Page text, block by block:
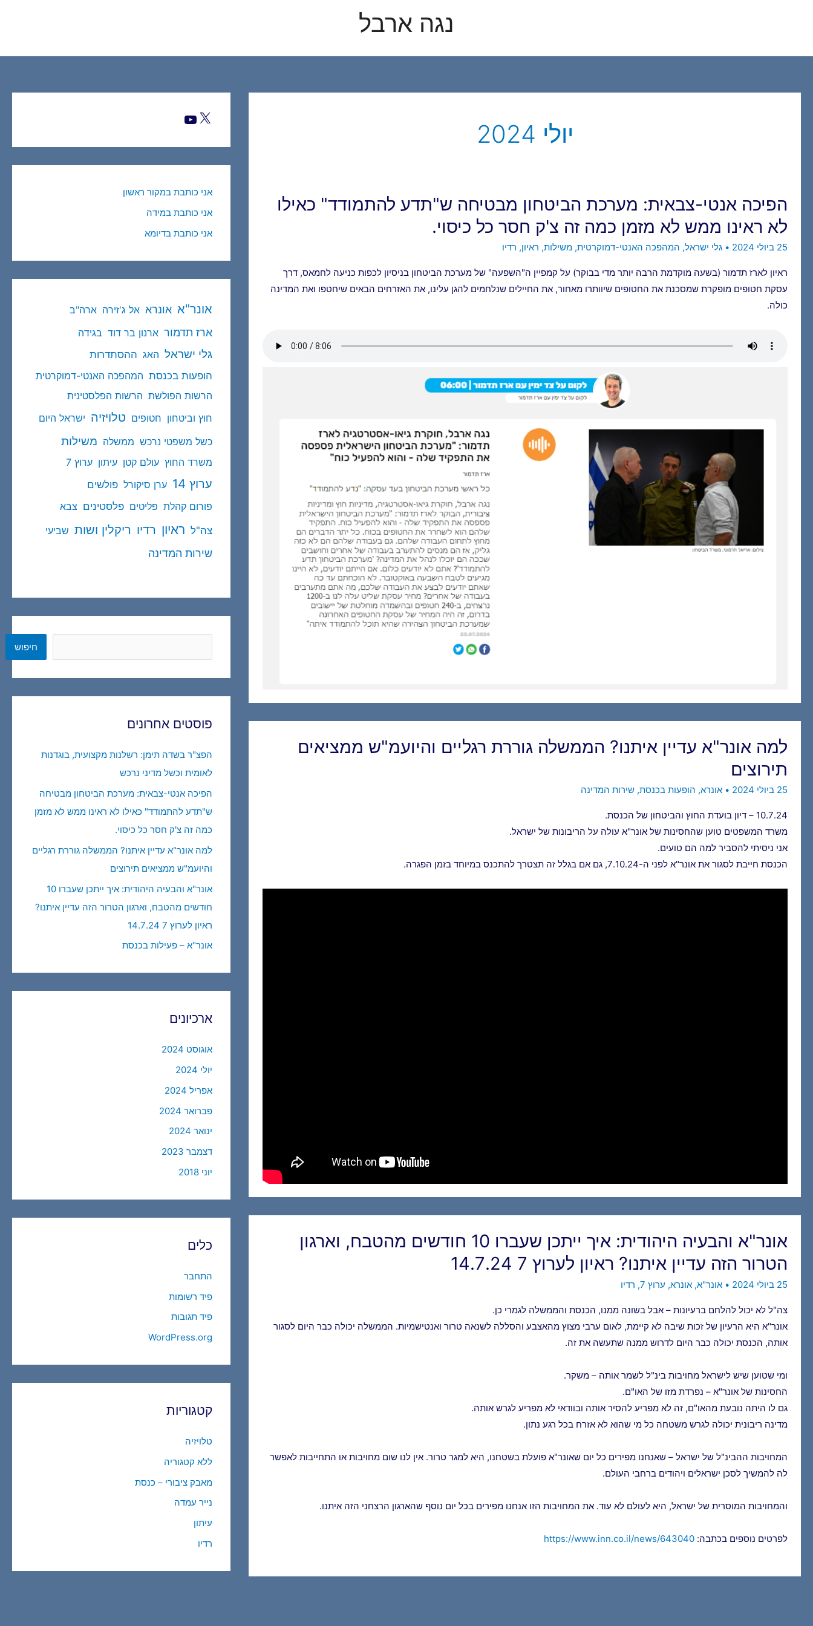
נגה ארבל
יולי 2024
הפיכה אנטי-צבאית: מערכת הביטחון מבטיחה ש"תדע להתמודד" כאילו
לא ראינו ממש לא מזמן כמה זה צ'ק חסר כל כיסוי.
25 ביולי 2024 •גלי ישראל, המהפכה האנטי-דמוקרטית,משילות, ראיון, רדיו
ראיון לארז תדמור (בשעה מוקדמת הרבה יותר מדי בבוקר) על קמפיין ה"השפעה" של מערכת הביטחון בניסיון לכפות כניעה לחמאס, דרך
עסקת חטופים מופקרת שמסכנת את החטופים שיוותרו מאחור, את החיילים שנלחמים להגן עלינו, את האזרחים הבאים שיחטפו ואת המדינה
כולה.
למה אונר"א עדיין איתנו? הממשלה גוררת רגליים והיועמ"ש ממציאים
תירוצים
25 ביולי 2024 •אונרא, הופעות בכנסת,שירות המדינה
10.7.24 – דיון בועדת החוץ והביטחון של הכנסת.
משרד המשפטים טוען שהחסינות של אונר"א עולה על הריבונות של ישראל.
אני ניסיתי להסביר למה הם טועים.
הכנסת חייבת לסגור את אונר"א לפני ה-7.10.24, גם אם בגלל זה תצטרך להתכנס במיוחד בזמן הפגרה.
אונר"א והבעיה היהודית: איך ייתכן שעברו 10 חודשים מהטבח, וארגון
הטרור הזה עדיין איתנו? ראיון לערוץ 7 14.7.24
25 ביולי 2024 •אונר"א,אונרא, ערוץ 7 , רדיו
צה"ל לא יכול להלחם ברעיונות – אבל בשונה ממנו, הכנסת והממשלה לגמרי כן.
אונר"א היא הרעיון של זכות שיבה לא קיימת, לאום ערבי מצוץ מהאצבע והסללה לשנאה טרור ואנטישמיות. הממשלה יכולה כבר היום לסגור
אותה, הכנסת יכולה כבר היום לדרוש ממנה שתעשה את זה.
ומי שטוען שיש לישראל מחויבות בינ"ל לשמר אותה – משקר.
החסינות של אונר"א – נפרדת מזו של האו"ם.
גם לו היתה נובעת מהאו"ם, זה לא מפריע להסיר אותה ובוודאי לא מפריע לגרש אותה.
מדינה ריבונית יכולה לגרש משטחה כל מי שהוא לא אזרח בכל רגע נתון.
המחויבות ההבינ"ל של ישראל – שאנחנו מפירים כל יום שאונר"א פועלת בשטחנו, היא למגר טרור. אין לנו שום מחויבות או התחייבות לאפשר
לה להמשיך לסכן ישראלים ויהודים ברחבי העולם.
והמחויבות המוסרית של ישראל, היא לעולם לא עוד. את המחויבות הזו אנחנו מפירים בכל יום נוסף שהארגון הרצחני הזה איתנו.
לפרטים נוספים בכתבה:https://www.inn.co.il/news/643040
אני כותבת במקור ראשון
אני כותבת במידה
אני כותבת בדיומא
אונר"א אונרא אל ג'זירה ארה"ב
ארז תדמור ארנון בר דוד בגידה
גלי ישראל האג ההסתדרות
הופעות בכנסת המהפכה האנטי-דמוקרטית
הרשות הפולשת הרשות הפלסטינית
חוץ וביטחון חטופים טלויזיה ישראל היום
כשל משפטי נרכש ממשלה משילות
משרד החוץ עולם קטן עיתון ערוץ 7
ערוץ 14 ערן סיקורל פולשים
פורום קהלת פליטים פלסטינים צבא
צה"ל ראיון רדיו ריקלין ושות שביעי
שירות המדינה
חיפוש
פוסטים אחרונים
הפצ"ר בשדה תימן: רשלנות מקצועית, בוגדנות
לאומית וכשל מדיני נרכש
הפיכה אנטי-צבאית: מערכת הביטחון מבטיחה
ש"תדע להתמודד" כאילו לא ראינו ממש לא מזמן
כמה זה צ'ק חסר כל כיסוי.
למה אונר"א עדיין איתנו? הממשלה גוררת רגליים
והיועמ"ש ממציאים תירוצים
אונר"א והבעיה היהודית: איך ייתכן שעברו 10
חודשים מהטבח, וארגון הטרור הזה עדיין איתנו?
ראיון לערוץ 7 14.7.24
אונר"א – פעילות בכנסת
ארכיונים
אוגוסט 2024
יולי 2024
אפריל 2024
פברואר 2024
ינואר 2024
דצמבר 2023
יוני 2018
כלים
התחבר
פיד רשומות
פיד תגובות
WordPress.org
קטגוריות
טלויזיה
ללא קטגוריה
מאבק ציבורי – כנסת
נייר עמדה
עיתון
רדיו